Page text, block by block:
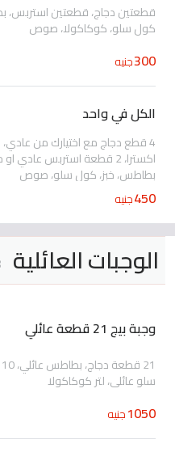
قطعتين دجاج، قطعتين استربس،
كول سلو، كوكاكولا، صوص
300جنيه
الكل في واحد
4 قطع دجاج مع اختيارك من
اكسترا، 2 قطعة استربس عادي
بطاطس، خبز، كول سلو، صوص
450جنيه
الوجبات العائلية
وجبة بيج 21 قطعة عائلي
سلو عائلي، لتر كوكاكولا
1050جنيه